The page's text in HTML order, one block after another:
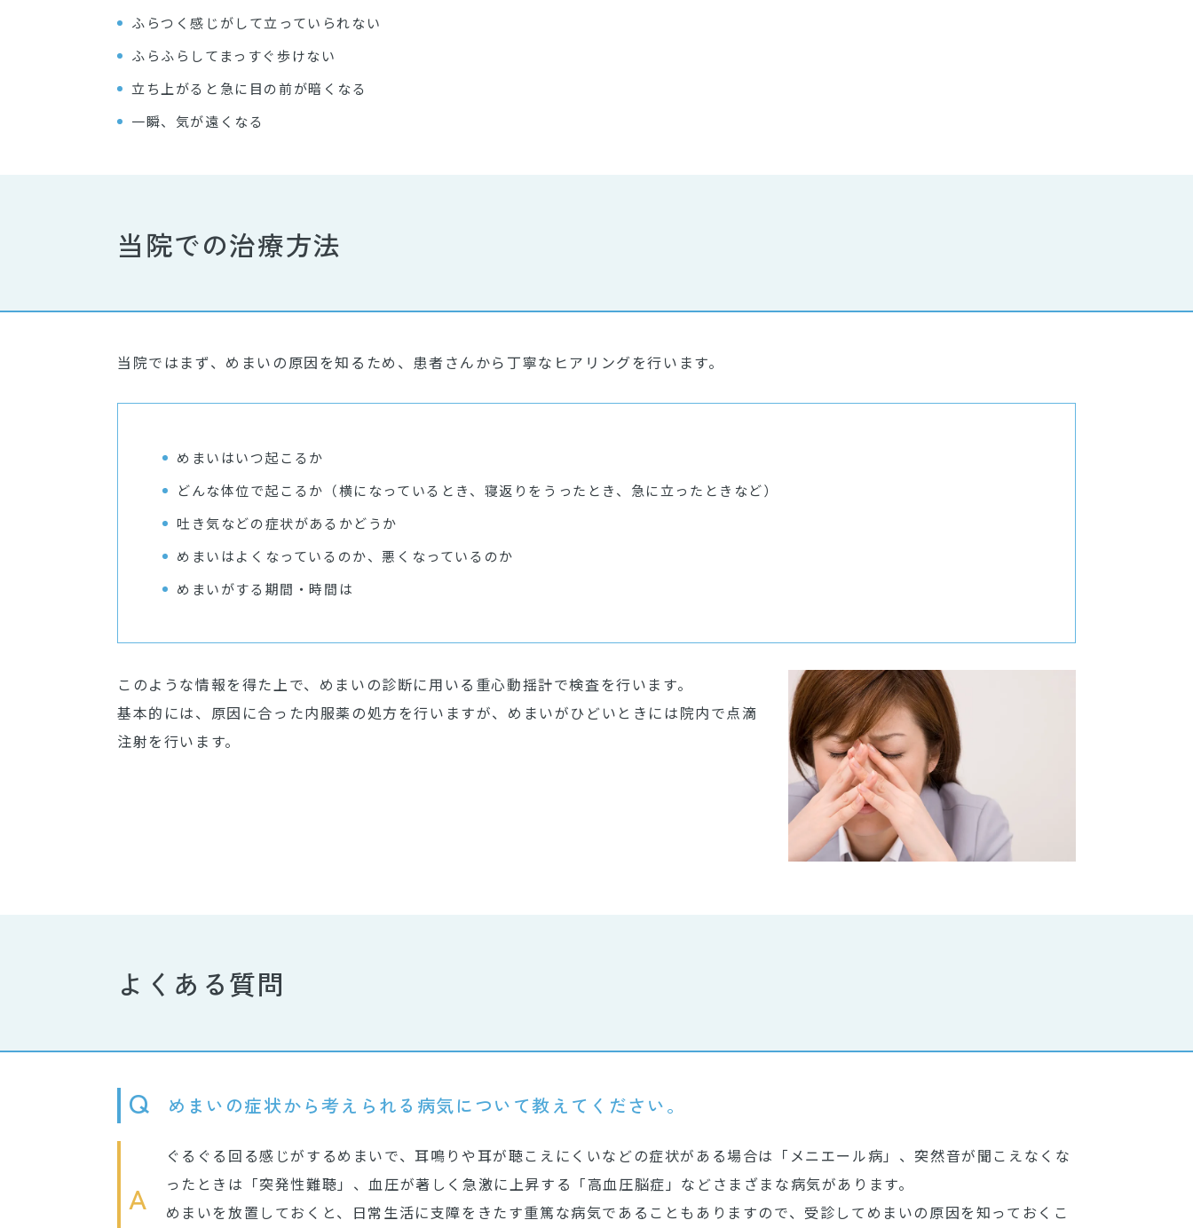
ふらつく感じがして立っていられない
ふらふらしてまっすぐ歩けない
立ち上がると急に目の前が暗くなる
一瞬、気が遠くなる
当院での治療方法
当院ではまず、めまいの原因を知るため、患者さんから丁寧なヒアリングを行います。
めまいはいつ起こるか
どんな体位で起こるか（横になっているとき、寝返りをうったとき、急に立ったときなど）
吐き気などの症状があるかどうか
めまいはよくなっているのか、悪くなっているのか
めまいがする期間・時間は
このような情報を得た上で、めまいの診断に用いる重心動揺計で検査を行います。
基本的には、原因に合った内服薬の処方を行いますが、めまいがひどいときには院内で点滴
注射を行います。
よくある質問
Q めまいの症状から考えられる病気について教えてください。
A
ぐるぐる回る感じがするめまいで、耳鳴りや耳が聴こえにくいなどの症状がある場合は「メニエール病」、突然音が聞こえなくな
ったときは「突発性難聴」、血圧が著しく急激に上昇する「高血圧脳症」などさまざまな病気があります。
めまいを放置しておくと、日常生活に支障をきたす重篤な病気であることもありますので、受診してめまいの原因を知っておくこ